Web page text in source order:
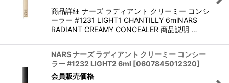
商品詳細 ナーズ ラディアント クリーミー コンシ
ーラー #1231 LIGHT1 CHANTILLY 6mlNARS
RADIANT CREAMY CONCEALER 商品説明 …
NARS ナーズ ラディアント クリーミー コンシー
ラー #1232 LIGHT2 6ml [0607845012320]
会員販売価格